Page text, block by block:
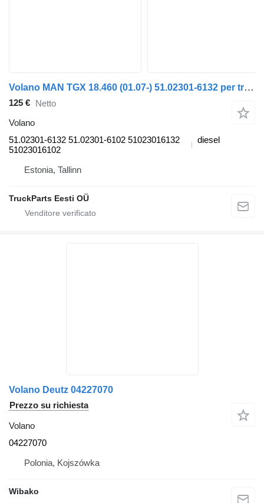
Volano MAN TGX 18.460 (01.07-) 51.02301-6132 per trattore stradale MAN TGL, TGM, TGS, TGX (2005-2021)
125 € Netto
Volano
51.02301-6132 51.02301-6102 51023016132
51023016102
diesel
Estonia, Tallinn
TruckParts Eesti OÜ
Volano Deutz 04227070
Prezzo su richiesta
Volano
04227070
Polonia, Kojszówka
Wibako